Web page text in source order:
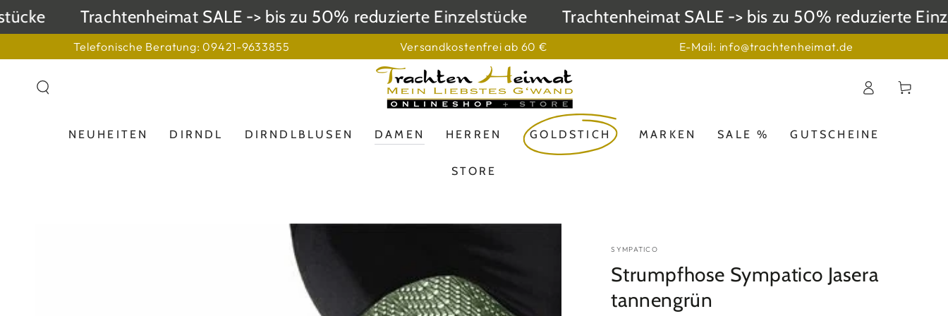
ZUM INHALT
SPRINGEN Trachtenheimat SALE -> bis zu 50% reduzierte Einzelstücke Trachtenheimat SALE -> bis zu 50% reduzierte
Telefonische Beratung: 09421-9633855 Versandkostenfrei ab 60 € E-Mail: info@trachtenheimat.de
NEUHEITEN DIRNDL DIRNDLBLUSEN DAMEN HERREN GOLDSTICH MARKEN SALE % GUTSCHEINE
STORE
EinloggenWarenkorb
SYMPATICO
Strumpfhose Sympatico Jasera
tannengrün